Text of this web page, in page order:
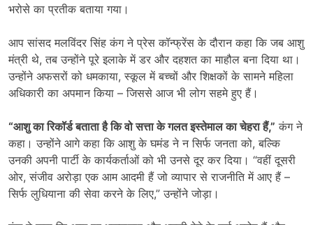
भरोसे का प्रतीक बताया गया।
आप सांसद मलविंदर सिंह कंग ने प्रेस कॉन्फ्रेंस के दौरान कहा कि जब आशु
मंत्री थे, तब उन्होंने पूरे इलाके में डर और दहशत का माहौल बना दिया था।
उन्होंने अफसरों को धमकाया, स्कूल में बच्चों और शिक्षकों के सामने महिला
अधिकारी का अपमान किया – जिससे आज भी लोग सहमे हुए हैं।
“आशु का रिकॉर्ड बताता है कि वो सत्ता के गलत इस्तेमाल का चेहरा हैं,” कंग ने
कहा। उन्होंने आगे कहा कि आशु के घमंड ने न सिर्फ जनता को, बल्कि
उनकी अपनी पार्टी के कार्यकर्ताओं को भी उनसे दूर कर दिया। “वहीं दूसरी
ओर, संजीव अरोड़ा एक आम आदमी हैं जो व्यापार से राजनीति में आए हैं –
सिर्फ लुधियाना की सेवा करने के लिए,” उन्होंने जोड़ा।